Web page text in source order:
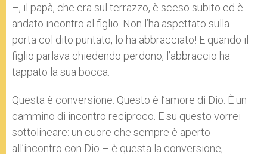
–, il papà, che era sul terrazzo, è sceso subito ed è
andato incontro al figlio. Non l’ha aspettato sulla
porta col dito puntato, lo ha abbracciato! E quando il
figlio parlava chiedendo perdono, l’abbraccio ha
tappato la sua bocca.
Questa è conversione. Questo è l’amore di Dio. È un
cammino di incontro reciproco. E su questo vorrei
sottolineare: un cuore che sempre è aperto
all’incontro con Dio – è questa la conversione,